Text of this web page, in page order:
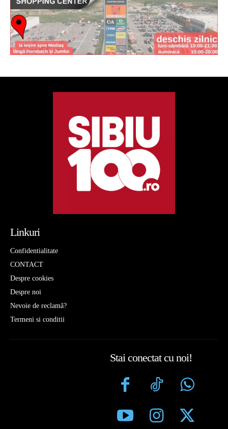
Linkuri
Confidentialitate
CONTACT
Despre cookies
Despre noi
Nevoie de reclamă?
Termeni si conditii
Stai conectat cu noi!